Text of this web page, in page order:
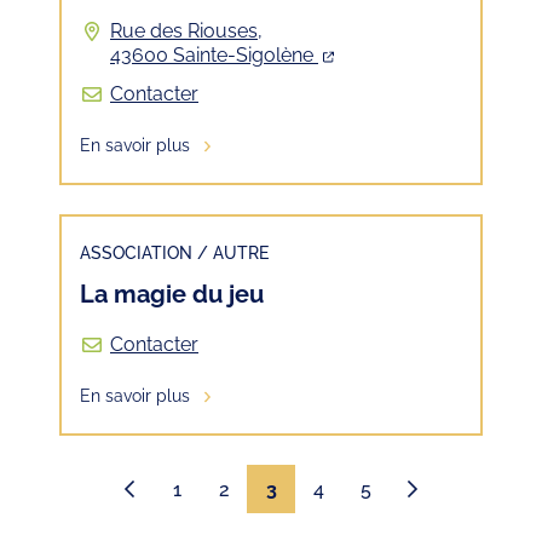
Rue des Riouses,
43600 Sainte-Sigolène
Contacter
En savoir plus
ASSOCIATION / AUTRE
La magie du jeu
Contacter
En savoir plus
Page précédente
1 2 3 4 5
Page suivante